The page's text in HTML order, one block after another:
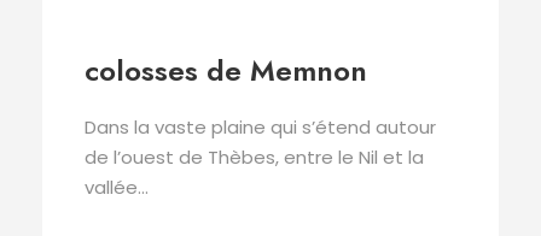
colosses de Memnon
Dans la vaste plaine qui s’étend autour
de l’ouest de Thèbes, entre le Nil et la
vallée...